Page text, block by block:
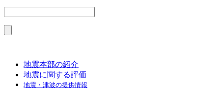
地震本部の紹介
地震に関する評価
地震・津波の提供情報